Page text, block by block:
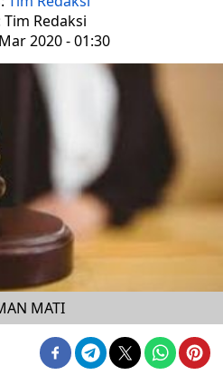
Redaksi
2020 - 01:30
MATI